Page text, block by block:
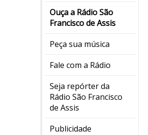
Ouça a Rádio São
Francisco de Assis
Peça sua música
Fale com a Rádio
Seja repórter da
Rádio São Francisco
de Assis
Publicidade